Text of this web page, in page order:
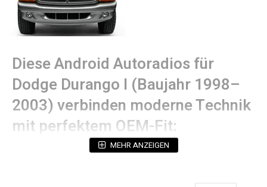
Diese Android Autoradios für
Dodge Durango I (Baujahr 1998–
2003) verbinden moderne Technik
mit perfektem OEM-Fit:
Technische Spezifikationen
MEHR ANZEIGEN